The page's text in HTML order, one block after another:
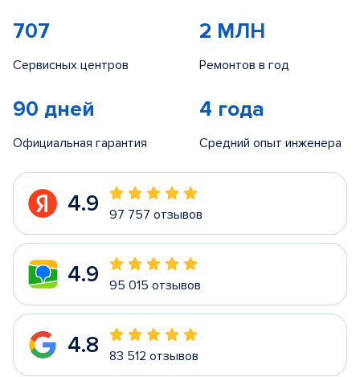
707
Сервисных центров
2 МЛН
Ремонтов в год
90 дней
Официальная гарантия
4 года
Средний опыт инженера
4.9 97 757 отзывов
4.9 95 015 отзывов
4.8 83 512 отзывов